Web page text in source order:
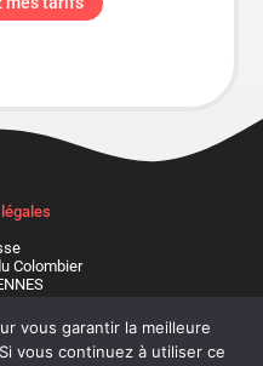
Colombier
contacté
vous garantir la meilleure
vous continuez à utiliser ce